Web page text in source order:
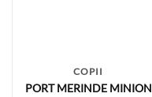
COPII
PORT MERINDE MINION